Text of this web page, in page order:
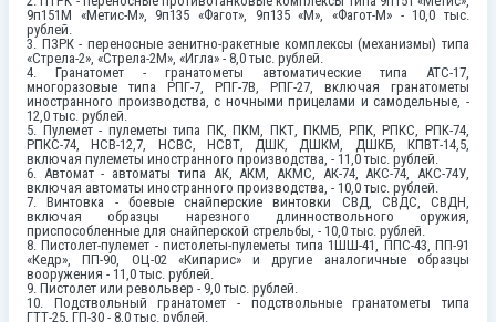
9п151М «Метис-М», 9п135 «Фагот», 9п135 «М», «Фагот-М» - 10,0 тыс.
рублей.
3. ПЗРК - переносные зенитно-ракетные комплексы (механизмы) типа
«Стрела-2», «Стрела-2М», «Игла» - 8,0 тыс. рублей.
4. Гранатомет - гранатометы автоматические типа АТС-17,
многоразовые типа РПГ-7, РПГ-7В, РПГ-27, включая гранатометы
иностранного производства, с ночными прицелами и самодельные, -
12,0 тыс. рублей.
5. Пулемет - пулеметы типа ПК, ПКМ, ПКТ, ПКМБ, РПК, РПКС, РПК-74,
РПКС-74, НСВ-12,7, НСВС, НСВТ, ДШК, ДШКМ, ДШКБ, КПВТ-14,5,
включая пулеметы иностранного производства, - 11,0 тыс. рублей.
6. Автомат - автоматы типа АК, АКМ, АКМС, АК-74, АКС-74, АКС-74У,
включая автоматы иностранного производства, - 10,0 тыс. рублей.
7. Винтовка - боевые снайперские винтовки СВД, СВДС, СВДН,
включая образцы нарезного длинноствольного оружия,
приспособленные для снайперской стрельбы, - 10,0 тыс. рублей.
8. Пистолет-пулемет - пистолеты-пулеметы типа 1ШШ-41, ППС-43, ПП-91
«Кедр», ПП-90, ОЦ-02 «Кипарис» и другие аналогичные образцы
вооружения - 11,0 тыс. рублей.
9. Пистолет или револьвер - 9,0 тыс. рублей.
10. Подствольный гранатомет - подствольные гранатометы типа
ГТТ-25, ГП-30 - 8,0 тыс. рублей.